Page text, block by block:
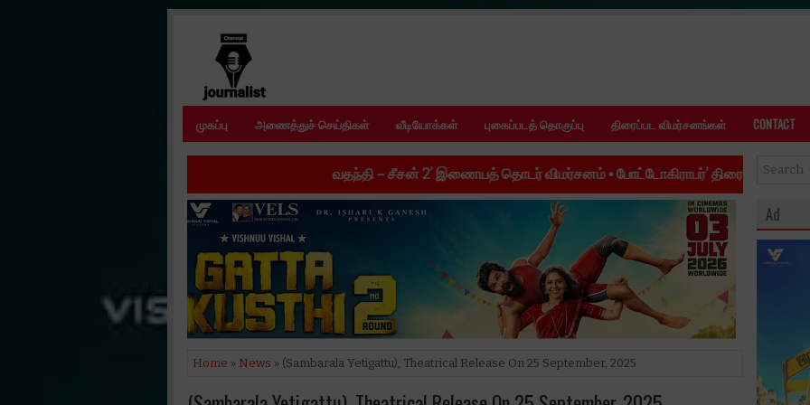
முகப்பு அணைத்துச் செய்திகள் வீடியோக்கள் புகைப்படத் தொகுப்பு திரைப்பட விமர்சனங்கள் CONTACT
வதந்தி – சீசன் 2’ இணையத் தொடர் விமர்சனம்•போட்டோகிராபர்’ திரைப்பட விமர்சனம்•’ஜி.டி.என்’
Home » News » (Sambarala Yetigattu), Theatrical Release On 25 September, 2025
Ad